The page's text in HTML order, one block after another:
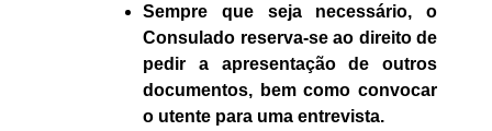
Sempre que seja necessário, o
Consulado reserva-se ao direito de
pedir a apresentação de outros
documentos, bem como convocar
o utente para uma entrevista.